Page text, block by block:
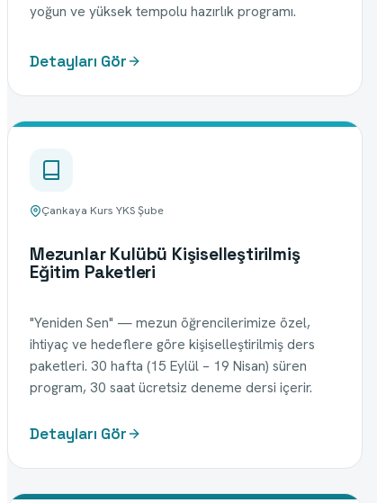
yoğun ve yüksek tempolu hazırlık programı.
Detayları Gör
Çankaya Kurs YKS Şube
Mezunlar Kulübü Kişiselleştirilmiş
Eğitim Paketleri
"Yeniden Sen" — mezun öğrencilerimize özel,
ihtiyaç ve hedeflere göre kişiselleştirilmiş ders
paketleri. 30 hafta (15 Eylül – 19 Nisan) süren
program, 30 saat ücretsiz deneme dersi içerir.
Detayları Gör